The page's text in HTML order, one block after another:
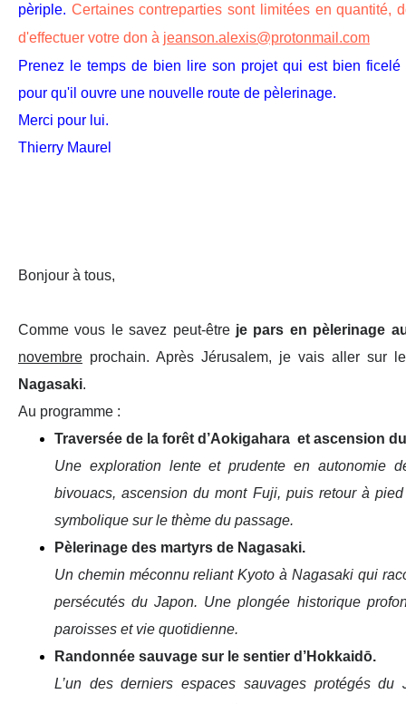
pèriple. Certaines contreparties sont limitées en quantité,
d'effectuer votre don à jeanson.alexis@protonmail.com
Prenez le temps de bien lire son projet qui est bien
pour qu'il ouvre une nouvelle route de pèlerinage.
Merci pour lui.
Thierry Maurel
Bonjour à tous,
Comme vous le savez peut-êtreje pars en pèlerinage
novembre prochain. Après Jérusalem, je vais aller sur
Nagasaki.
Au programme :
Traversée de la forêt d’Aokigahara et ascension
Une exploration lente et prudente en autonomie
bivouacs, ascensiondu mont Fuji, puis retour à
symbolique sur le thème du passage.
Pèlerinage des martyrs de Nagasaki.
Un chemin méconnu reliant Kyoto à Nagasaki qui
persécutés duJapon. Une plongée historique
paroisses et vie quotidienne.
Randonnée sauvage sur le sentier d’Hokkaidō.
L’un des derniers espaces sauvages protégés